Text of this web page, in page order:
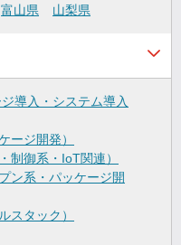
富山県 山梨県
導入・システム導入
ージ開発）
制御系・IoT関連）
ン系・パッケージ開
スタック）